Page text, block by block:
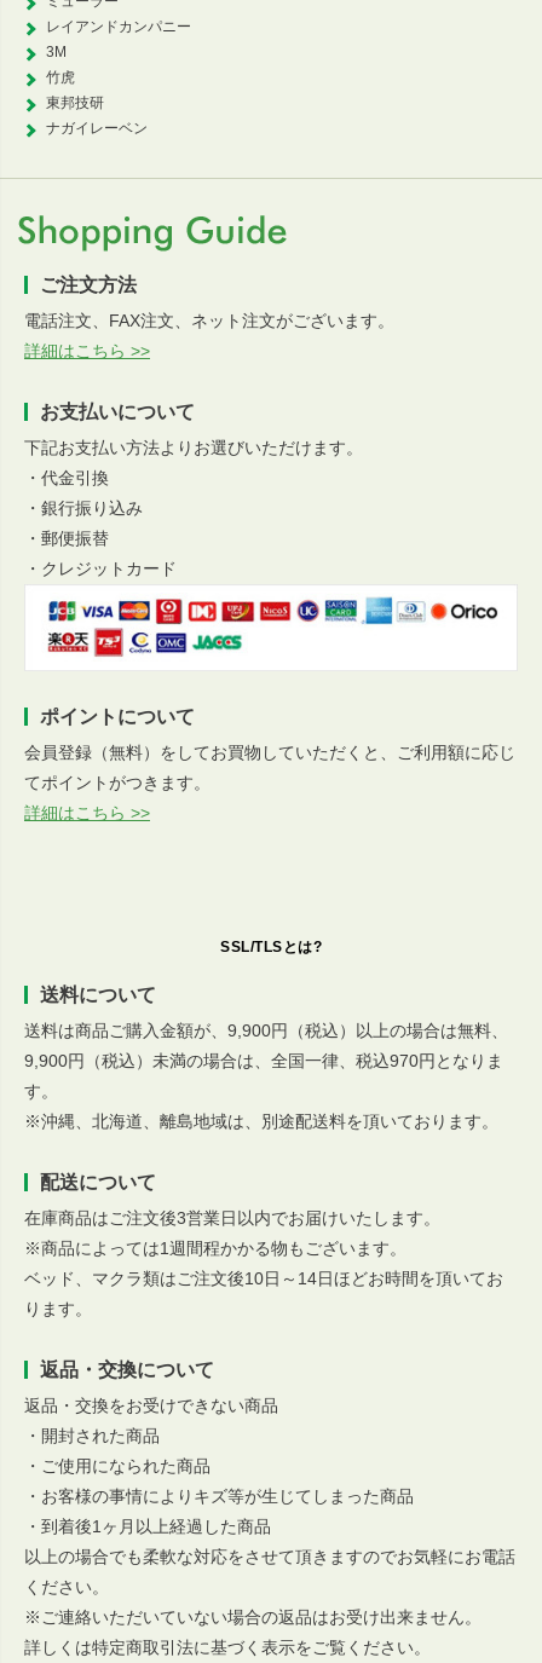
レイアンドカンパニー
3M
竹虎
東邦技研
ナガイレーベン
ご注文方法
電話注文、FAX注文、ネット注文がございます。
詳細はこちら >>
お支払いについて
下記お支払い方法よりお選びいただけます。
・代金引換
・銀行振り込み
・郵便振替
・クレジットカード
ポイントについて
会員登録（無料）をしてお買物していただくと、ご利用額に応じ
てポイントがつきます。
詳細はこちら >>
SSL/TLSとは?
送料について
送料は商品ご購入金額が、9,900円（税込）以上の場合は無料、
9,900円（税込）未満の場合は、全国一律、税込970円となりま
す。
※沖縄、北海道、離島地域は、別途配送料を頂いております。
配送について
在庫商品はご注文後3営業日以内でお届けいたします。
※商品によっては1週間程かかる物もございます。
ベッド、マクラ類はご注文後10日～14日ほどお時間を頂いてお
ります。
返品・交換について
返品・交換をお受けできない商品
・開封された商品
・ご使用になられた商品
・お客様の事情によりキズ等が生じてしまった商品
・到着後1ヶ月以上経過した商品
以上の場合でも柔軟な対応をさせて頂きますのでお気軽にお電話
ください。
※ご連絡いただいていない場合の返品はお受け出来ません。
詳しくは特定商取引法に基づく表示をご覧ください。